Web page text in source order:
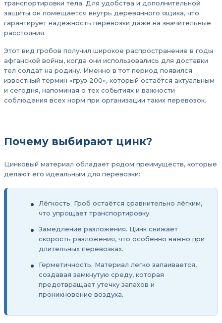
транспортировки тела. Для удобства и дополнительной
защиты он помещается внутрь деревянного ящика, что
гарантирует надежность перевозки даже на значительные
расстояния.
Этот вид гробов получил широкое распространение в годы
афганской войны, когда они использовались для доставки
тел солдат на родину. Именно в тот период появился
известный термин «груз 200», который остаётся актуальным
и сегодня, напоминая о тех событиях и важности
соблюдения всех норм при организации таких перевозок.
Почему выбирают цинк?
Цинковый материал обладает рядом преимуществ, которые
делают его идеальным для перевозки:
Лёгкость. Гроб остаётся сравнительно лёгким,
что упрощает транспортировку.
Замедление разложения. Цинк снижает
скорость разложения, что особенно важно при
длительных перевозках.
Герметичность. Материал легко запаивается,
создавая замкнутую среду, которая
предотвращает утечку запахов и
проникновение воздуха.